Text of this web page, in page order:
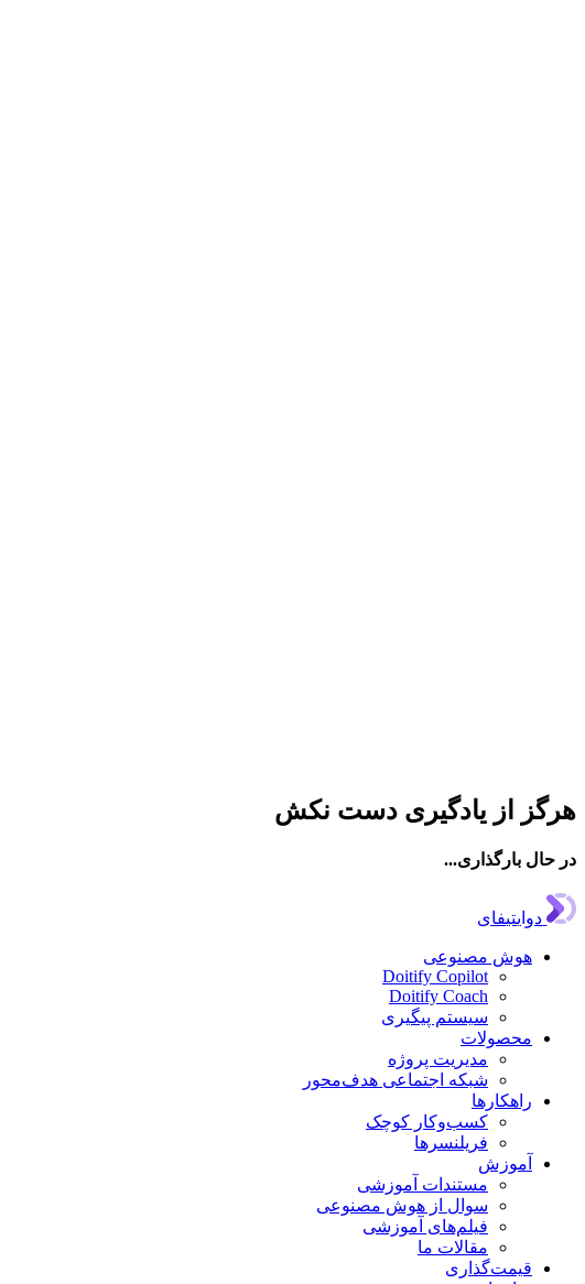
هرگز از یادگیری دست نکش
در حال بارگذاری...
دوایتیفای
هوش مصنوعی
Doitify Copilot
Doitify Coach
سیستم پیگیری
محصولات
مدیریت پروژه
شبکه اجتماعی هدف‌محور
راهکارها
کسب‌وکار کوچک
فریلنسرها
آموزش
مستندات آموزشی
سوال از هوش مصنوعی
فیلم‌های آموزشی
مقالات ما
قیمت‌گذاری